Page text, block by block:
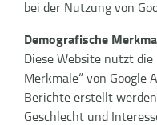
bei der Nutzung von
Demografische
Diese Website nutzt
Merkmale“ von Google
Berichte erstellt
Geschlecht und